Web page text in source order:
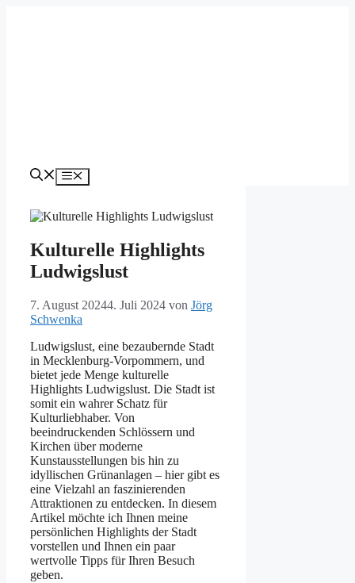
Menü
Kulturelle Highlights
Ludwigslust
7. August 20244. Juli 2024 von Jörg
Schwenka
Ludwigslust, eine bezaubernde Stadt
in Mecklenburg-Vorpommern, und
bietet jede Menge kulturelle
Highlights Ludwigslust. Die Stadt ist
somit ein wahrer Schatz für
Kulturliebhaber. Von
beeindruckenden Schlössern und
Kirchen über moderne
Kunstausstellungen bis hin zu
idyllischen Grünanlagen – hier gibt es
eine Vielzahl an faszinierenden
Attraktionen zu entdecken. In diesem
Artikel möchte ich Ihnen meine
persönlichen Highlights der Stadt
vorstellen und Ihnen ein paar
wertvolle Tipps für Ihren Besuch
geben.